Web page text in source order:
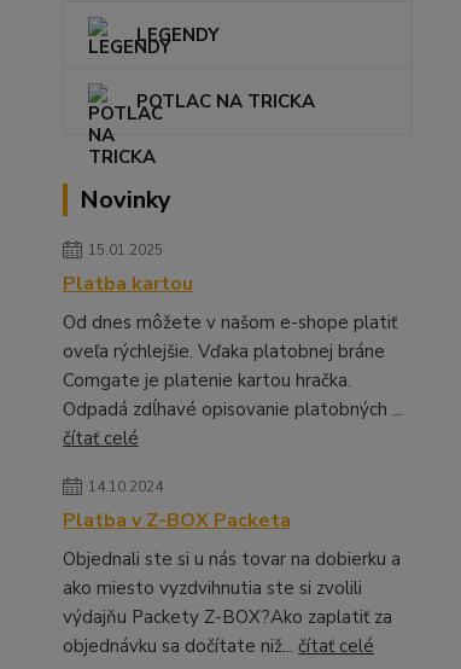
LEGENDY
POTLAC NA TRICKA
Novinky
15.01.2025
Platba kartou
Od dnes môžete v našom e-shope platiť
oveľa rýchlejšie. Vďaka platobnej bráne
Comgate je platenie kartou hračka.
Odpadá zdĺhavé opisovanie platobných ...
čítať celé
14.10.2024
Platba v Z-BOX Packeta
Objednali ste si u nás tovar na dobierku a
ako miesto vyzdvihnutia ste si zvolili
výdajňu Packety Z-BOX?Ako zaplatiť za
objednávku sa dočítate niž... čítať celé